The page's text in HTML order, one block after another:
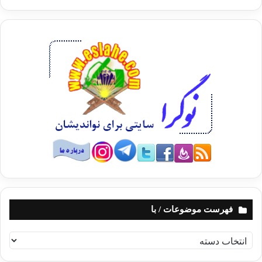
عِبَادَكَ مِنْهُمُ الْمُخْلَصِينَ * قَالَ هَذَا صِرَاطٌ عَلَيَّ مُسْتَقِيمٌ * إِنَّ عِبَادِي
لَيْسَ لَكَ عَلَيْهِمْ سُلْطَانٌ إِلاَّ مَنِ اتَّبَعَكَ مِنَ الْغَاوِينَ » (حجر42-39)
«گفت: پروردگارا! به سبب اين كه (به خاطر اين انسان) مرا گمراه
ساختي، (معاصي و اعمال زشت را) در زمين برايشان مي‌آرايم و
جملگي آنان را گمراه مي‌نمايم. ‏ مگر بندگان گزيده و پاكيزه تو از
ايشان. (كه چون دلهايشان به ياد تو آباد است، تلاش من در حق آنان
بر باد است). ‏‏فرمود: اين (خلوص بندگان راستين) طريقه درستي
است كه دقيقاً راه به سوي من دارد، (و حفظ ايشان از گمراهي ،
وسوسه تو گوش فرا بدهند و) به دنبال تو راه بيفتند.»
شرح تفصیلی آیات :
فهرست موضوعات / با
ه